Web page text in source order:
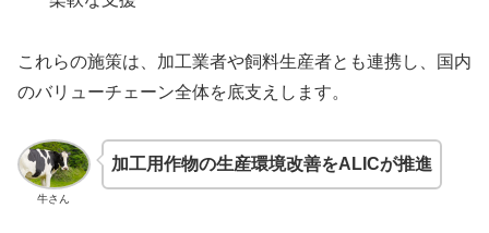
これらの施策は、加工業者や飼料生産者とも連携し、国内
のバリューチェーン全体を底支えします。
牛さん
加工用作物の生産環境改善をALICが推進